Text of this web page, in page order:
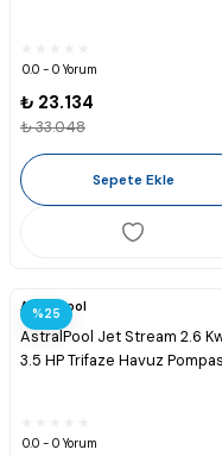
0.0 - 0 Yorum
₺ 23.134
₺ 33.048
Sepete Ekle
%25
Astralpool
AstralPool Jet Stream 2.6
3.5 HP Trifaze Havuz
0.0 - 0 Yorum